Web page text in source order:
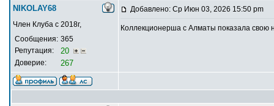
NIKOLAY68
Член Клуба с 2018г,
Сообщения: 365
Репутация:
20
Доверие: 267
Добавлено: Ср Июн 03, 2026 15:50 pm
Коллекционерша с Алматы показала свою